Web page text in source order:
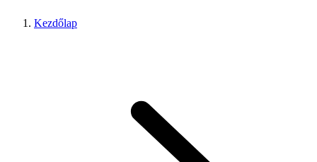
Kezdőlap